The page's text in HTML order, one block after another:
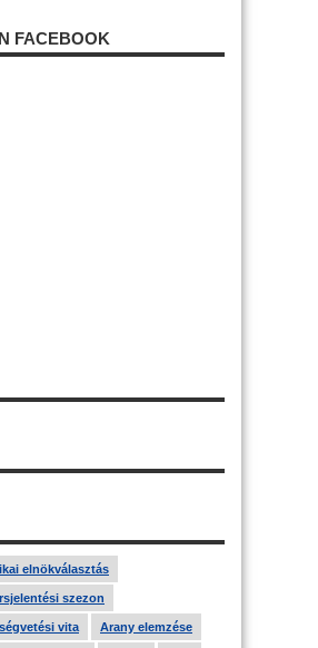
FACEBOOK
elnökválasztás
szezon
vita Arany elemzése